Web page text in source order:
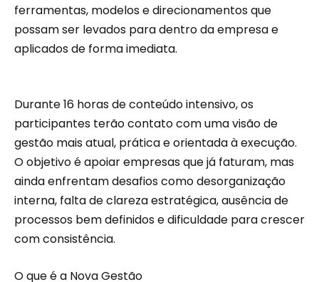
ferramentas, modelos e direcionamentos que
possam ser levados para dentro da empresa e
aplicados de forma imediata.
Durante 16 horas de conteúdo intensivo, os
participantes terão contato com uma visão de
gestão mais atual, prática e orientada à execução.
O objetivo é apoiar empresas que já faturam, mas
ainda enfrentam desafios como desorganização
interna, falta de clareza estratégica, ausência de
processos bem definidos e dificuldade para crescer
com consistência.
O que é a Nova Gestão